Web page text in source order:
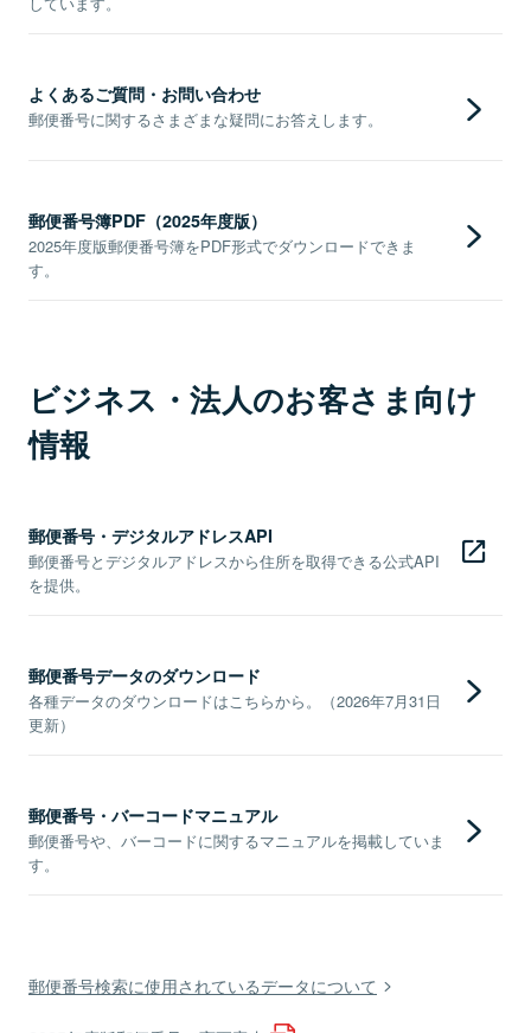
よくあるご質問・お問い合わせ
郵便番号に関するさまざまな疑問にお答えします。
郵便番号簿PDF（2025年度版）
2025年度版郵便番号簿をPDF形式でダウンロードできま
す。
ビジネス・法人のお客さま向け
情報
郵便番号・デジタルアドレスAPI
郵便番号とデジタルアドレスから住所を取得できる公式API
を提供。
郵便番号データのダウンロード
各種データのダウンロードはこちらから。（2026年7月31日
更新）
郵便番号・バーコードマニュアル
郵便番号や、バーコードに関するマニュアルを掲載していま
す。
郵便番号検索に使用されているデータについて